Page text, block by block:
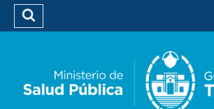
Biblioteca
Buscar